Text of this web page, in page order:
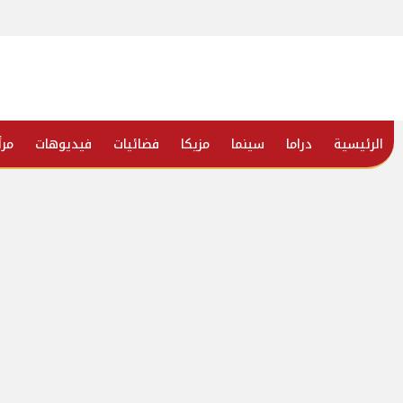
الرئيسية دراما سينما مزيكا فضائيات فيديوهات